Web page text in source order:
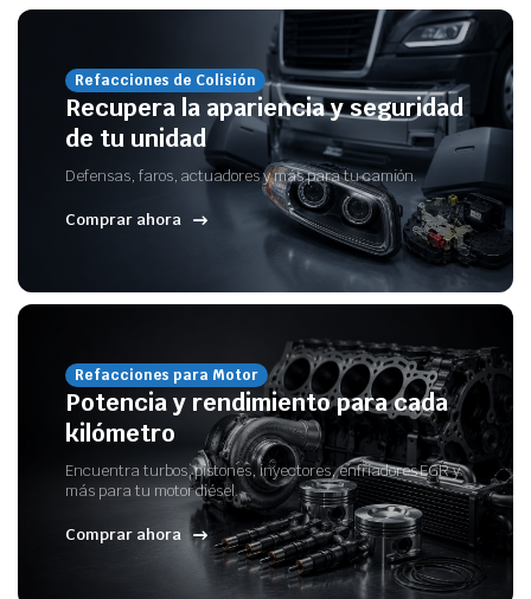
Refacciones de Colisión
Recupera la apariencia y seguridad
de tu unidad
Defensas, faros, actuadores y más para tu camión.
Comprar ahora
Refacciones para Motor
Potencia y rendimiento para cada
kilómetro
Encuentra turbos, pistones, inyectores, enfriadores EGR y
más para tu motor diésel.
Comprar ahora